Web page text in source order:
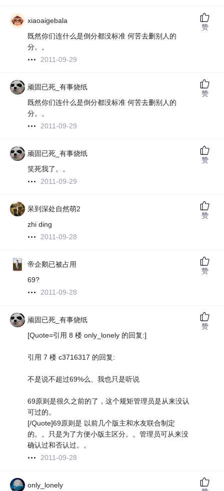
xiaoaigebala
既然你们连什么是倒分都没标准 何苦去删别人的
分。。
2011-09-29
赞
顽固已死_有事烧纸
既然你们连什么是倒分都没标准 何苦去删别人的
分。。
2011-09-29
赞
顽固已死_有事烧纸
笑死我了。。
2011-09-29
赞
呆到深处自然萌2
zhi ding
2011-09-28
赞
帝企鹅已被占用
69?
2011-09-28
赞
顽固已死_有事烧纸
[Quote=引用 8 楼 only_lonely 的回复:]
引用 7 楼 c3716317 的回复:
不是说不超过69%么、我也只是听说
69原则是很久之前的了，这个规矩管理员是从来没认
可过的。
[/Quote]69原则是 以前几个版主和水友联合制定
的。。只是为了方便小版主区分。。管理员可从来没
确认过和否认过。。
2011-09-28
赞
only_lonely